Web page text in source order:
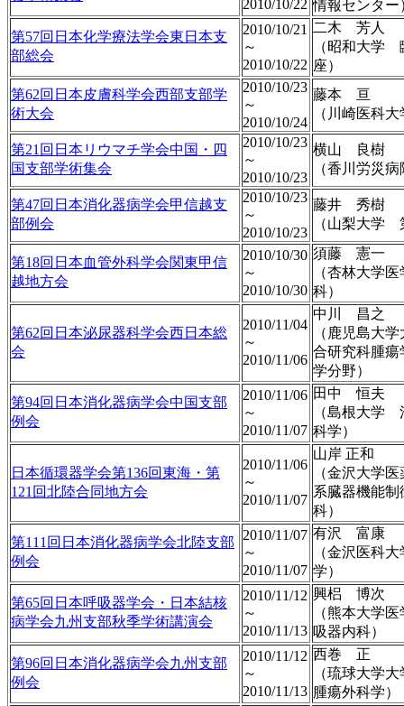
2010/10/22 情報センター
第57回日本化学療法学会東日本支
部総会
2010/10/21
～
2010/10/22
二木 芳人
（昭和大学
座）
第62回日本皮膚科学会西部支部学
術大会
2010/10/23
～
2010/10/24
藤本 亘
（川崎医科
第21回日本リウマチ学会中国・四
国支部学術集会
2010/10/23
～
2010/10/23
横山 良樹
（香川労災
第47回日本消化器病学会甲信越支
部例会
2010/10/23
～
2010/10/23
藤井 秀樹
（山梨大学
第18回日本血管外科学会関東甲信
越地方会
2010/10/30
～
2010/10/30
須藤 憲一
（杏林大学
科）
第62回日本泌尿器科学会西日本総
会
2010/11/04
～
2010/11/06
中川 昌之
（鹿児島大
合研究科腫瘍
学分野）
第94回日本消化器病学会中国支部
例会
2010/11/06
～
2010/11/07
田中 恒夫
（島根大学
科学）
日本循環器学会第136回東海・第
121回北陸合同地方会
2010/11/06
～
2010/11/07
山岸 正和
（金沢大学
系臓器機能
科）
第111回日本消化器病学会北陸支部
例会
2010/11/07
～
2010/11/07
有沢 富康
（金沢医科
学）
第65回日本呼吸器学会・日本結核
病学会九州支部秋季学術講演会
2010/11/12
～
2010/11/13
興梠 博次
（熊本大学
吸器内科）
第96回日本消化器病学会九州支部
例会
2010/11/12
～
2010/11/13
西巻 正
（琉球大学
腫瘍外科学）